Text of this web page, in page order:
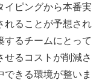
イピングから本番実
れることが予想され
するチームにとって
せるコストが削減さ
きる環境が整いま